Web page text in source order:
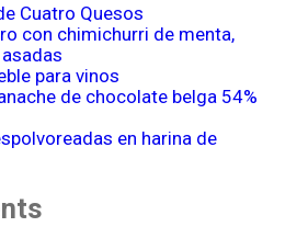
Cuatro Quesos
con chimichurri de menta,
para vinos
de chocolate belga 54%
en harina de